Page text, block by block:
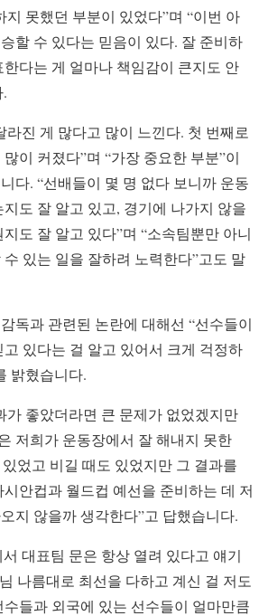
지 못했던 부분이 있었다”며 “이번 아
할 수 있다는 믿음이 있다. 잘 준비하
다는 게 얼마나 책임감이 큰지도 안
라진 게 많다고 많이 느낀다. 첫 번째로
이 커졌다”며 “가장 중요한 부분”이
다. “선배들이 몇 명 없다 보니까 운동
도 잘 알고 있고, 경기에 나가지 않을
도 잘 알고 있다”며 “소속팀뿐만 아니
있는 일을 잘하려 노력한다”고도 말
독과 관련된 논란에 대해선 “선수들이
있다는 걸 알고 있어서 크게 걱정하
밝혔습니다.
가 좋았더라면 큰 문제가 없었겠지만
저희가 운동장에서 잘 해내지 못한
었고 비길 때도 있었지만 그 결과를
안컵과 월드컵 예선을 준비하는 데 저
지 않을까 생각한다”고 답했습니다.
대표팀 문은 항상 열려 있다고 얘기
나름대로 최선을 다하고 계신 걸 저도
들과 외국에 있는 선수들이 얼마만큼